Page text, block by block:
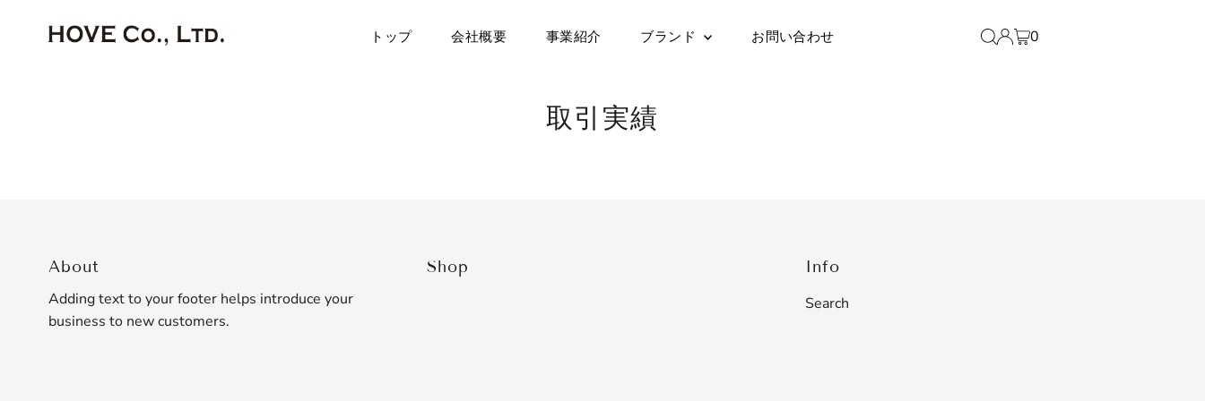
Skip to content
トップ 会社概要 事業紹介 ブランド お問い合わせ 0
取引実績
About
Adding text to your footer helps introduce your
business to new customers.
Shop
Info
Search